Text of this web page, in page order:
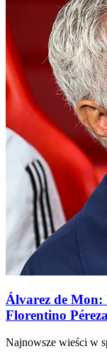
Álvarez de
Florentino Péreza
Najnowsze wieści w